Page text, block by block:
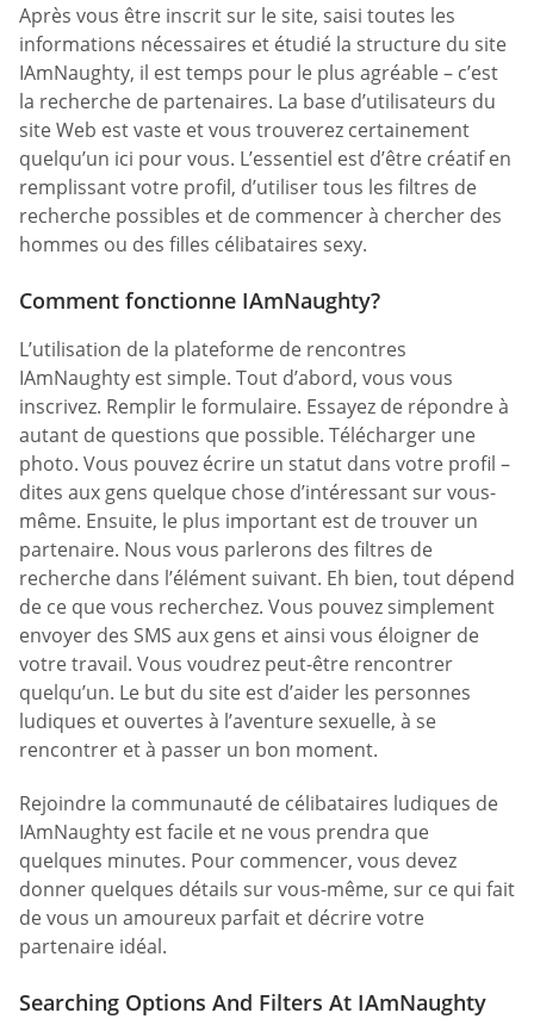
Après vous être inscrit sur le site, saisi toutes les
informations nécessaires et étudié la structure du site
IAmNaughty, il est temps pour le plus agréable – c’est
la recherche de partenaires. La base d’utilisateurs du
site Web est vaste et vous trouverez certainement
quelqu’un ici pour vous. L’essentiel est d’être créatif en
remplissant votre profil, d’utiliser tous les filtres de
recherche possibles et de commencer à chercher des
hommes ou des filles célibataires sexy.
Comment fonctionne IAmNaughty?
L’utilisation de la plateforme de rencontres
IAmNaughty est simple. Tout d’abord, vous vous
inscrivez. Remplir le formulaire. Essayez de répondre à
autant de questions que possible. Télécharger une
photo. Vous pouvez écrire un statut dans votre profil –
dites aux gens quelque chose d’intéressant sur vous-
même. Ensuite, le plus important est de trouver un
partenaire. Nous vous parlerons des filtres de
recherche dans l’élément suivant. Eh bien, tout dépend
de ce que vous recherchez. Vous pouvez simplement
envoyer des SMS aux gens et ainsi vous éloigner de
votre travail. Vous voudrez peut-être rencontrer
quelqu’un. Le but du site est d’aider les personnes
ludiques et ouvertes à l’aventure sexuelle, à se
rencontrer et à passer un bon moment.
Rejoindre la communauté de célibataires ludiques de
IAmNaughty est facile et ne vous prendra que
quelques minutes. Pour commencer, vous devez
donner quelques détails sur vous-même, sur ce qui fait
de vous un amoureux parfait et décrire votre
partenaire idéal.
Searching Options And Filters At IAmNaughty